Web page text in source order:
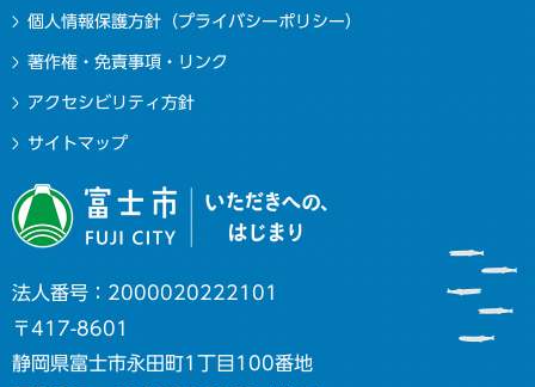
個人情報保護方針（プライバシーポリシー）
著作権・免責事項・リンク
アクセシビリティ方針
サイトマップ
法人番号：2000020222101
〒417-8601
静岡県富士市永田町1丁目100番地